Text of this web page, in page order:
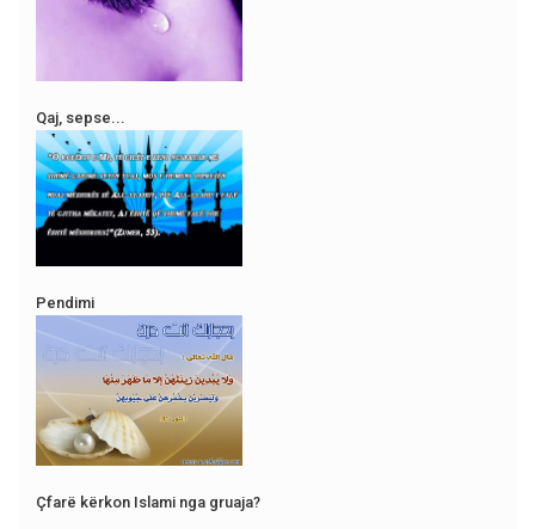
Qaj, sepse...
Pendimi
Çfarë kërkon Islami nga gruaja?